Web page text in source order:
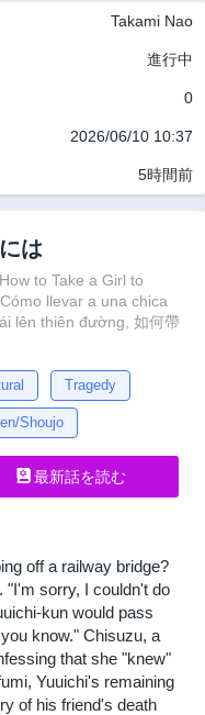
Takami Nao
進行中
0
2026/06/10 10:37
5時間前
は
to Take a Girl to
llevar a una chica
lên thiên đường, 如何帶
Tragedy
Shoujo
最新話を読む
off a railway bridge?
"I'm sorry, I couldn't do
kun would pass
know." Chisuzu, a
that she "knew"
Yuuichi's remaining
of his friend's death